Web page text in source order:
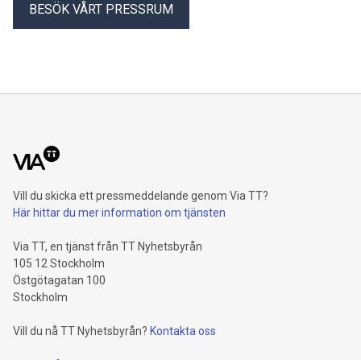
BESÖK VÅRT PRESSRUM
Vill du skicka ett pressmeddelande genom Via TT?
Här hittar du mer information om tjänsten
Via TT, en tjänst från TT Nyhetsbyrån
105 12 Stockholm
Östgötagatan 100
Stockholm
Vill du nå TT Nyhetsbyrån? Kontakta oss